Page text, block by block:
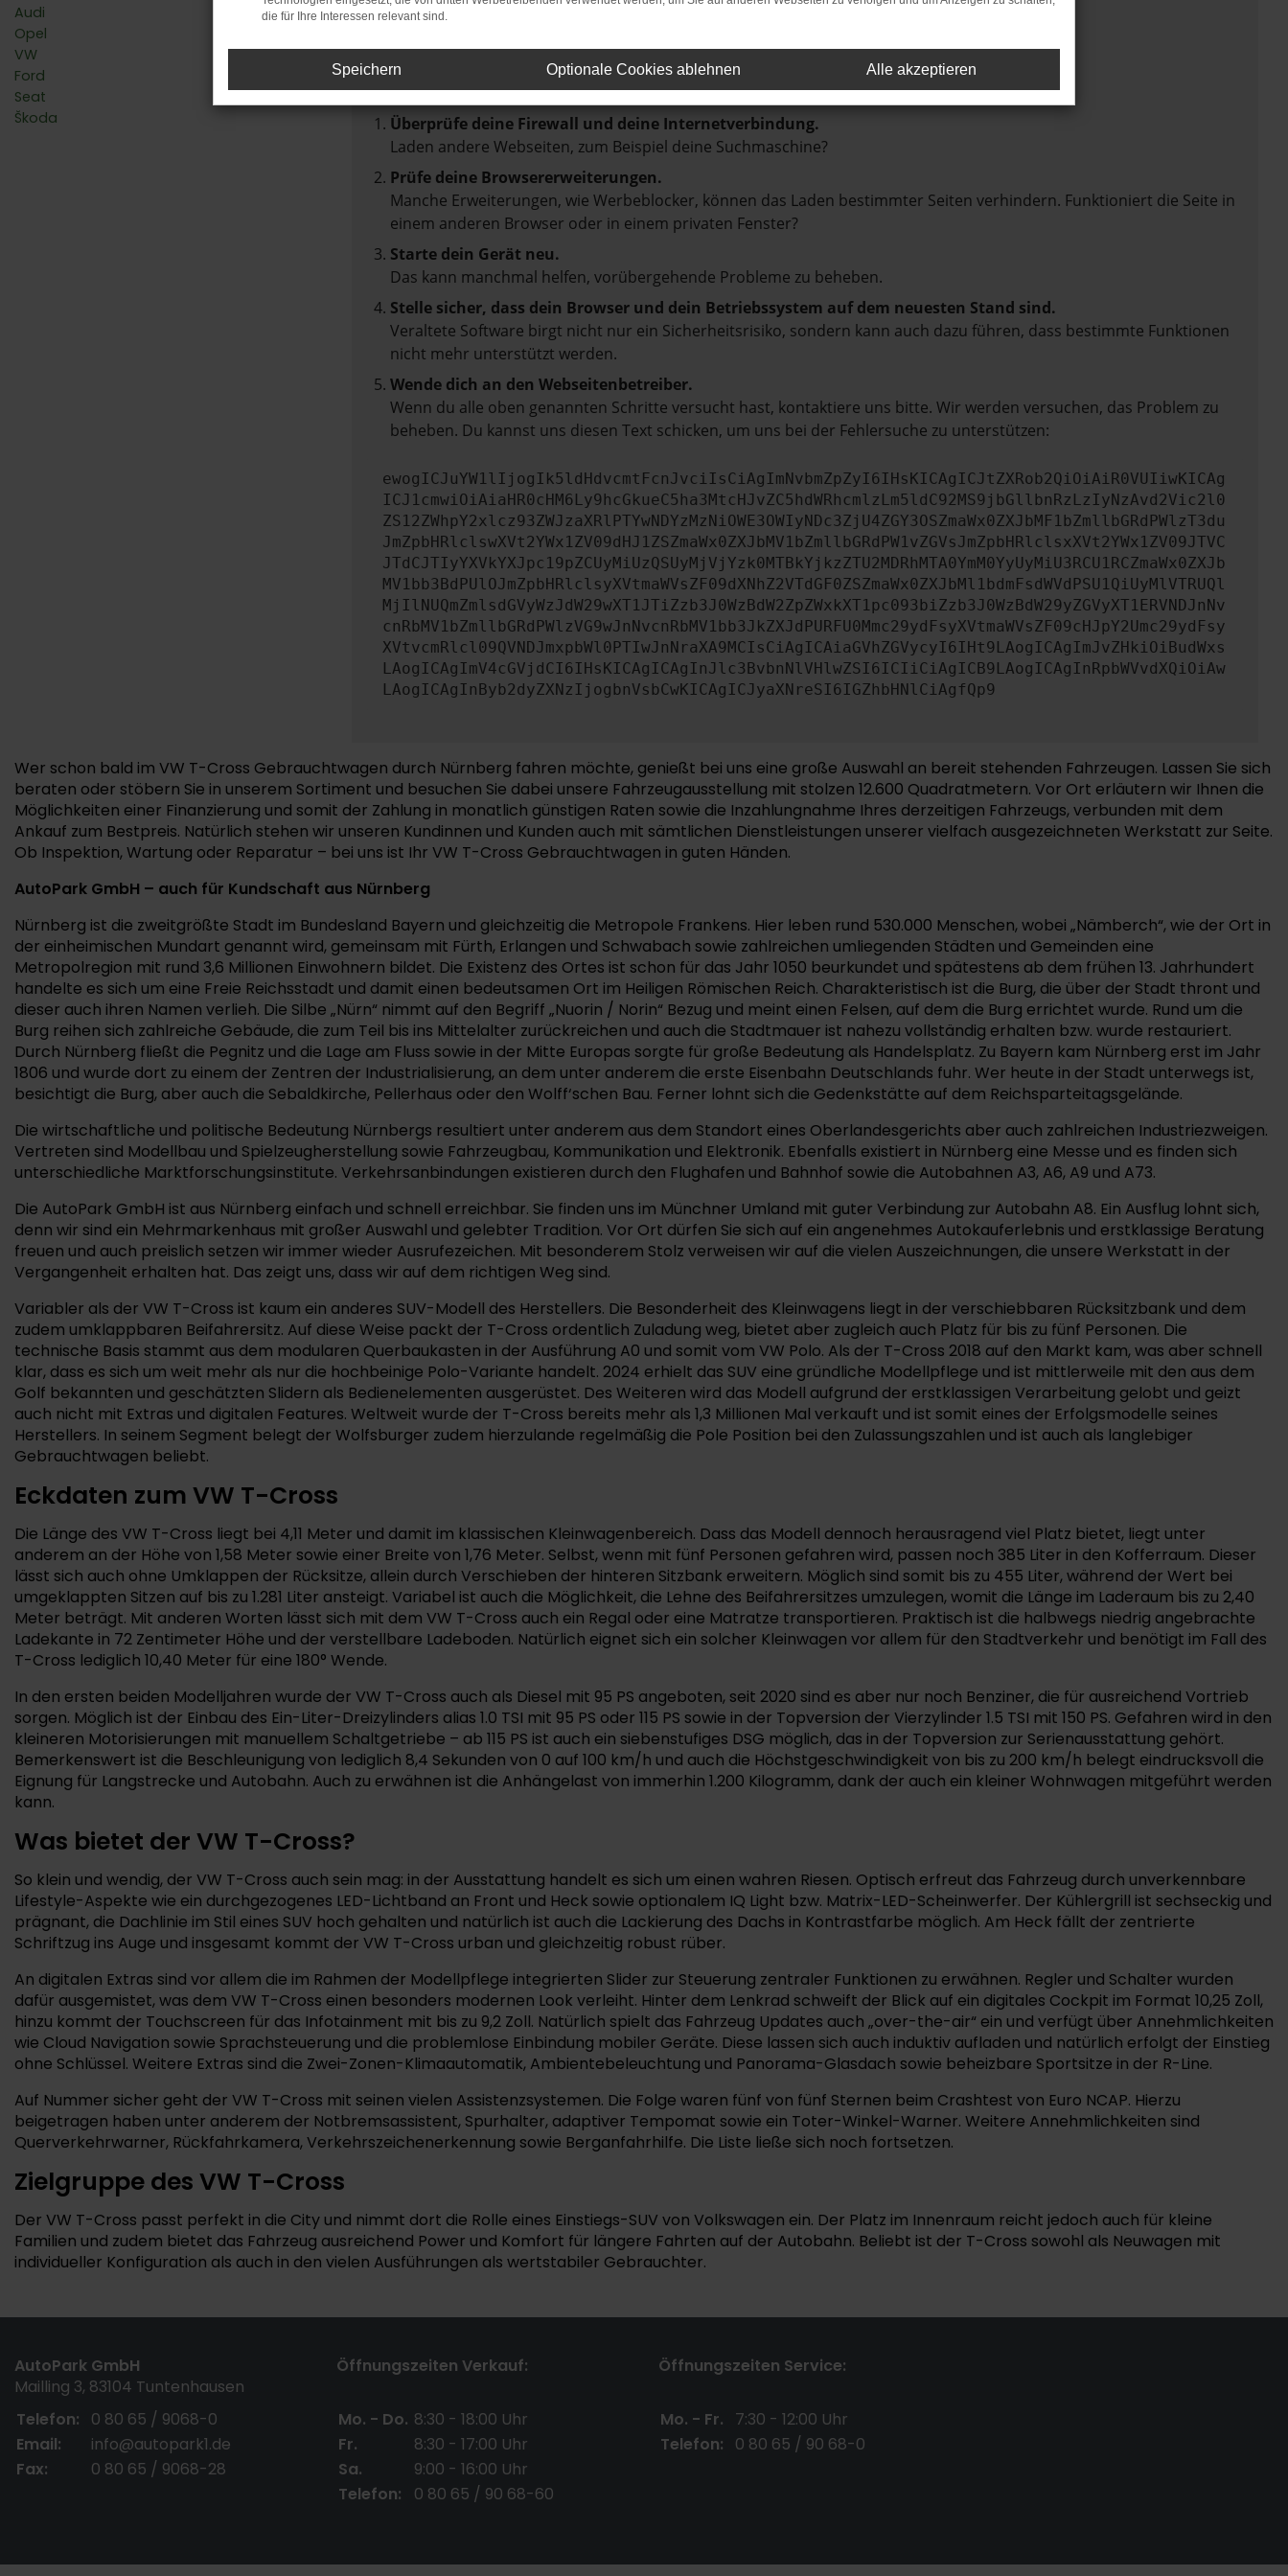
Audi
Opel
VW
Ford
Seat
Škoda
Fehler: Network Error
Beim Laden ist ein Fehler aufgetreten.
Hier sind ein paar Tipps, die dir helfen können:
Überprüfe deine Firewall und deine Internetverbindung.
Laden andere Webseiten, zum Beispiel deine Suchmaschine?
Prüfe deine Browsererweiterungen.
Manche Erweiterungen, wie Werbeblocker, können das Laden bestimmter Seiten verhindern. Funktioniert die Seite in
einem anderen Browser oder in einem privaten Fenster?
Starte dein Gerät neu.
Das kann manchmal helfen, vorübergehende Probleme zu beheben.
Stelle sicher, dass dein Browser und dein Betriebssystem auf dem neuesten Stand sind.
Veraltete Software birgt nicht nur ein Sicherheitsrisiko, sondern kann auch dazu führen, dass bestimmte Funktionen
nicht mehr unterstützt werden.
Wende dich an den Webseitenbetreiber.
Wenn du alle oben genannten Schritte versucht hast, kontaktiere uns bitte. Wir werden versuchen, das Problem zu
beheben. Du kannst uns diesen Text schicken, um uns bei der Fehlersuche zu unterstützen:
ewogICJuYW1lIjogIk5ldHdvcmtFcnJvciIsCiAgImNvbmZpZyI6IHsKICAgICJtZXRob2QiOiAiR0VUIiwKICAg
ICJ1cmwiOiAiaHR0cHM6Ly9hcGkueC5ha3MtcHJvZC5hdWRhcmlzLm5ldC92MS9jbGllbnRzLzIyNzAvd2Vic2l0
ZS12ZWhpY2xlcz93ZWJzaXRlPTYwNDYzMzNiOWE3OWIyNDc3ZjU4ZGY3OSZmaWx0ZXJbMF1bZmllbGRdPWlzT3du
JmZpbHRlclswXVt2YWx1ZV09dHJ1ZSZmaWx0ZXJbMV1bZmllbGRdPW1vZGVsJmZpbHRlclsxXVt2YWx1ZV09JTVC
JTdCJTIyYXVkYXJpc19pZCUyMiUzQSUyMjVjYzk0MTBkYjkzZTU2MDRhMTA0YmM0YyUyMiU3RCU1RCZmaWx0ZXJb
MV1bb3BdPUlOJmZpbHRlclsyXVtmaWVsZF09dXNhZ2VTdGF0ZSZmaWx0ZXJbMl1bdmFsdWVdPSU1QiUyMlVTRUQl
MjIlNUQmZmlsdGVyWzJdW29wXT1JTiZzb3J0WzBdW2ZpZWxkXT1pc093biZzb3J0WzBdW29yZGVyXT1ERVNDJnNv
cnRbMV1bZmllbGRdPWlzVG9wJnNvcnRbMV1bb3JkZXJdPURFU0Mmc29ydFsyXVtmaWVsZF09cHJpY2Umc29ydFsy
XVtvcmRlcl09QVNDJmxpbWl0PTIwJnNraXA9MCIsCiAgICAiaGVhZGVycyI6IHt9LAogICAgImJvZHkiOiBudWxs
LAogICAgImV4cGVjdCI6IHsKICAgICAgInJlc3BvbnNlVHlwZSI6ICIiCiAgICB9LAogICAgInRpbWVvdXQiOiAw
LAogICAgInByb2dyZXNzIjogbnVsbCwKICAgICJyaXNreSI6IGZhbHNlCiAgfQp9
Wer schon bald im VW T-Cross Gebrauchtwagen durch Nürnberg fahren möchte, genießt bei uns eine große Auswahl an bereit stehenden Fahrzeugen. Lassen Sie sich
beraten oder stöbern Sie in unserem Sortiment und besuchen Sie dabei unsere Fahrzeugausstellung mit stolzen 12.600 Quadratmetern. Vor Ort erläutern wir Ihnen die
Möglichkeiten einer Finanzierung und somit der Zahlung in monatlich günstigen Raten sowie die Inzahlungnahme Ihres derzeitigen Fahrzeugs, verbunden mit dem
Ankauf zum Bestpreis. Natürlich stehen wir unseren Kundinnen und Kunden auch mit sämtlichen Dienstleistungen unserer vielfach ausgezeichneten Werkstatt zur Seite.
Ob Inspektion, Wartung oder Reparatur – bei uns ist Ihr VW T-Cross Gebrauchtwagen in guten Händen.
AutoPark GmbH – auch für Kundschaft aus Nürnberg
Nürnberg ist die zweitgrößte Stadt im Bundesland Bayern und gleichzeitig die Metropole Frankens. Hier leben rund 530.000 Menschen, wobei „Nämberch“, wie der Ort in
der einheimischen Mundart genannt wird, gemeinsam mit Fürth, Erlangen und Schwabach sowie zahlreichen umliegenden Städten und Gemeinden eine
Metropolregion mit rund 3,6 Millionen Einwohnern bildet. Die Existenz des Ortes ist schon für das Jahr 1050 beurkundet und spätestens ab dem frühen 13. Jahrhundert
handelte es sich um eine Freie Reichsstadt und damit einen bedeutsamen Ort im Heiligen Römischen Reich. Charakteristisch ist die Burg, die über der Stadt thront und
dieser auch ihren Namen verlieh. Die Silbe „Nürn“ nimmt auf den Begriff „Nuorin / Norin“ Bezug und meint einen Felsen, auf dem die Burg errichtet wurde. Rund um die
Burg reihen sich zahlreiche Gebäude, die zum Teil bis ins Mittelalter zurückreichen und auch die Stadtmauer ist nahezu vollständig erhalten bzw. wurde restauriert.
Durch Nürnberg fließt die Pegnitz und die Lage am Fluss sowie in der Mitte Europas sorgte für große Bedeutung als Handelsplatz. Zu Bayern kam Nürnberg erst im Jahr
1806 und wurde dort zu einem der Zentren der Industrialisierung, an dem unter anderem die erste Eisenbahn Deutschlands fuhr. Wer heute in der Stadt unterwegs ist,
besichtigt die Burg, aber auch die Sebaldkirche, Pellerhaus oder den Wolff‘schen Bau. Ferner lohnt sich die Gedenkstätte auf dem Reichsparteitagsgelände.
Die wirtschaftliche und politische Bedeutung Nürnbergs resultiert unter anderem aus dem Standort eines Oberlandesgerichts aber auch zahlreichen Industriezweigen.
Vertreten sind Modellbau und Spielzeugherstellung sowie Fahrzeugbau, Kommunikation und Elektronik. Ebenfalls existiert in Nürnberg eine Messe und es finden sich
unterschiedliche Marktforschungsinstitute. Verkehrsanbindungen existieren durch den Flughafen und Bahnhof sowie die Autobahnen A3, A6, A9 und A73.
Die AutoPark GmbH ist aus Nürnberg einfach und schnell erreichbar. Sie finden uns im Münchner Umland mit guter Verbindung zur Autobahn A8. Ein Ausflug lohnt sich,
denn wir sind ein Mehrmarkenhaus mit großer Auswahl und gelebter Tradition. Vor Ort dürfen Sie sich auf ein angenehmes Autokauferlebnis und erstklassige Beratung
freuen und auch preislich setzen wir immer wieder Ausrufezeichen. Mit besonderem Stolz verweisen wir auf die vielen Auszeichnungen, die unsere Werkstatt in der
Vergangenheit erhalten hat. Das zeigt uns, dass wir auf dem richtigen Weg sind.
Variabler als der VW T-Cross ist kaum ein anderes SUV-Modell des Herstellers. Die Besonderheit des Kleinwagens liegt in der verschiebbaren Rücksitzbank und dem
zudem umklappbaren Beifahrersitz. Auf diese Weise packt der T-Cross ordentlich Zuladung weg, bietet aber zugleich auch Platz für bis zu fünf Personen. Die
technische Basis stammt aus dem modularen Querbaukasten in der Ausführung A0 und somit vom VW Polo. Als der T-Cross 2018 auf den Markt kam, was aber schnell
klar, dass es sich um weit mehr als nur die hochbeinige Polo-Variante handelt. 2024 erhielt das SUV eine gründliche Modellpflege und ist mittlerweile mit den aus dem
Golf bekannten und geschätzten Slidern als Bedienelementen ausgerüstet. Des Weiteren wird das Modell aufgrund der erstklassigen Verarbeitung gelobt und geizt
auch nicht mit Extras und digitalen Features. Weltweit wurde der T-Cross bereits mehr als 1,3 Millionen Mal verkauft und ist somit eines der Erfolgsmodelle seines
Herstellers. In seinem Segment belegt der Wolfsburger zudem hierzulande regelmäßig die Pole Position bei den Zulassungszahlen und ist auch als langlebiger
Gebrauchtwagen beliebt.
Eckdaten zum VW T-Cross
Die Länge des VW T-Cross liegt bei 4,11 Meter und damit im klassischen Kleinwagenbereich. Dass das Modell dennoch herausragend viel Platz bietet, liegt unter
anderem an der Höhe von 1,58 Meter sowie einer Breite von 1,76 Meter. Selbst, wenn mit fünf Personen gefahren wird, passen noch 385 Liter in den Kofferraum. Dieser
lässt sich auch ohne Umklappen der Rücksitze, allein durch Verschieben der hinteren Sitzbank erweitern. Möglich sind somit bis zu 455 Liter, während der Wert bei
umgeklappten Sitzen auf bis zu 1.281 Liter ansteigt. Variabel ist auch die Möglichkeit, die Lehne des Beifahrersitzes umzulegen, womit die Länge im Laderaum bis zu 2,40
Meter beträgt. Mit anderen Worten lässt sich mit dem VW T-Cross auch ein Regal oder eine Matratze transportieren. Praktisch ist die halbwegs niedrig angebrachte
Ladekante in 72 Zentimeter Höhe und der verstellbare Ladeboden. Natürlich eignet sich ein solcher Kleinwagen vor allem für den Stadtverkehr und benötigt im Fall des
T-Cross lediglich 10,40 Meter für eine 180° Wende.
In den ersten beiden Modelljahren wurde der VW T-Cross auch als Diesel mit 95 PS angeboten, seit 2020 sind es aber nur noch Benziner, die für ausreichend Vortrieb
sorgen. Möglich ist der Einbau des Ein-Liter-Dreizylinders alias 1.0 TSI mit 95 PS oder 115 PS sowie in der Topversion der Vierzylinder 1.5 TSI mit 150 PS. Gefahren wird in den
kleineren Motorisierungen mit manuellem Schaltgetriebe – ab 115 PS ist auch ein siebenstufiges DSG möglich, das in der Topversion zur Serienausstattung gehört.
Bemerkenswert ist die Beschleunigung von lediglich 8,4 Sekunden von 0 auf 100 km/h und auch die Höchstgeschwindigkeit von bis zu 200 km/h belegt eindrucksvoll die
Eignung für Langstrecke und Autobahn. Auch zu erwähnen ist die Anhängelast von immerhin 1.200 Kilogramm, dank der auch ein kleiner Wohnwagen mitgeführt werden
kann.
Was bietet der VW T-Cross?
So klein und wendig, der VW T-Cross auch sein mag: in der Ausstattung handelt es sich um einen wahren Riesen. Optisch erfreut das Fahrzeug durch unverkennbare
Lifestyle-Aspekte wie ein durchgezogenes LED-Lichtband an Front und Heck sowie optionalem IQ Light bzw. Matrix-LED-Scheinwerfer. Der Kühlergrill ist sechseckig und
prägnant, die Dachlinie im Stil eines SUV hoch gehalten und natürlich ist auch die Lackierung des Dachs in Kontrastfarbe möglich. Am Heck fällt der zentrierte
Schriftzug ins Auge und insgesamt kommt der VW T-Cross urban und gleichzeitig robust rüber.
An digitalen Extras sind vor allem die im Rahmen der Modellpflege integrierten Slider zur Steuerung zentraler Funktionen zu erwähnen. Regler und Schalter wurden
dafür ausgemistet, was dem VW T-Cross einen besonders modernen Look verleiht. Hinter dem Lenkrad schweift der Blick auf ein digitales Cockpit im Format 10,25 Zoll,
hinzu kommt der Touchscreen für das Infotainment mit bis zu 9,2 Zoll. Natürlich spielt das Fahrzeug Updates auch „over-the-air“ ein und verfügt über Annehmlichkeiten
wie Cloud Navigation sowie Sprachsteuerung und die problemlose Einbindung mobiler Geräte. Diese lassen sich auch induktiv aufladen und natürlich erfolgt der Einstieg
ohne Schlüssel. Weitere Extras sind die Zwei-Zonen-Klimaautomatik, Ambientebeleuchtung und Panorama-Glasdach sowie beheizbare Sportsitze in der R-Line.
Auf Nummer sicher geht der VW T-Cross mit seinen vielen Assistenzsystemen. Die Folge waren fünf von fünf Sternen beim Crashtest von Euro NCAP. Hierzu
beigetragen haben unter anderem der Notbremsassistent, Spurhalter, adaptiver Tempomat sowie ein Toter-Winkel-Warner. Weitere Annehmlichkeiten sind
Querverkehrwarner, Rückfahrkamera, Verkehrszeichenerkennung sowie Berganfahrhilfe. Die Liste ließe sich noch fortsetzen.
Zielgruppe des VW T-Cross
Der VW T-Cross passt perfekt in die City und nimmt dort die Rolle eines Einstiegs-SUV von Volkswagen ein. Der Platz im Innenraum reicht jedoch auch für kleine
Familien und zudem bietet das Fahrzeug ausreichend Power und Komfort für längere Fahrten auf der Autobahn. Beliebt ist der T-Cross sowohl als Neuwagen mit
individueller Konfiguration als auch in den vielen Ausführungen als wertstabiler Gebrauchter.
AutoPark GmbH
Mailling 3, 83104 Tuntenhausen
Telefon:
0 80 65 / 9068-0
Email:
info@autopark1.de
Fax:
0 80 65 / 9068-28
Öffnungszeiten Verkauf:
Mo. - Do. 8:30 - 18:00 Uhr
Fr.
8:30 - 17:00 Uhr
Sa.
9:00 - 16:00 Uhr
Telefon:
0 80 65 / 90 68-60
Öffnungszeiten Service:
Mo. - Fr.
7:30 - 12:00 Uhr
Telefon:
0 80 65 / 90 68-0
die für Ihre Interessen relevant sind.
Speichern Optionale Cookies ablehnen Alle akzeptieren